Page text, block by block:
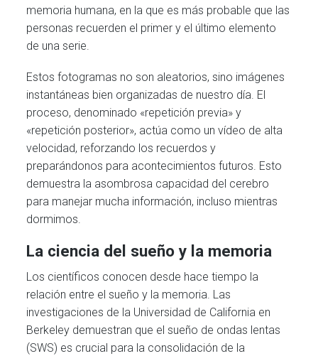
memoria humana, en la que es más probable que las
personas recuerden el primer y el último elemento
de una serie.
Estos fotogramas no son aleatorios, sino imágenes
instantáneas bien organizadas de nuestro día. El
proceso, denominado «repetición previa» y
«repetición posterior», actúa como un vídeo de alta
velocidad, reforzando los recuerdos y
preparándonos para acontecimientos futuros. Esto
demuestra la asombrosa capacidad del cerebro
para manejar mucha información, incluso mientras
dormimos.
La ciencia del sueño y la memoria
Los científicos conocen desde hace tiempo la
relación entre el sueño y la memoria. Las
investigaciones de la Universidad de California en
Berkeley demuestran que el sueño de ondas lentas
(SWS) es crucial para la consolidación de la